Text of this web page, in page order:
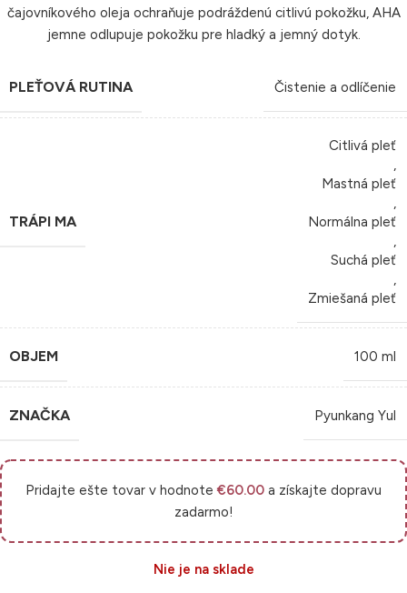
čajovníkového oleja ochraňuje podráždenú citlivú pokožku, AHA
jemne odlupuje pokožku pre hladký a jemný dotyk.
PLEŤOVÁ RUTINA Čistenie a odlíčenie
TRÁPI MA
Citlivá pleť
,
Mastná pleť
,
Normálna pleť
,
Suchá pleť
,
Zmiešaná pleť
OBJEM 100 ml
ZNAČKA Pyunkang Yul
Pridajte ešte tovar v hodnote€60.00 a získajte dopravu
zadarmo!
Nie je na sklade